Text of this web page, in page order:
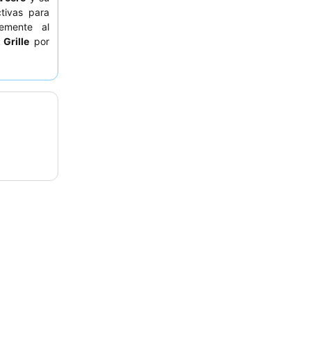
para
al
Grille por
en